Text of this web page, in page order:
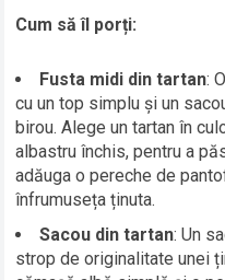
Cum să îl porți:
Fusta midi din tartan:
cu un top simplu și un
birou. Alege un tartan în
albastru închis, pentru a
adăuga o pereche de
înfrumuseța ținuta.
Sacou din tartan: Un
strop de originalitate unei